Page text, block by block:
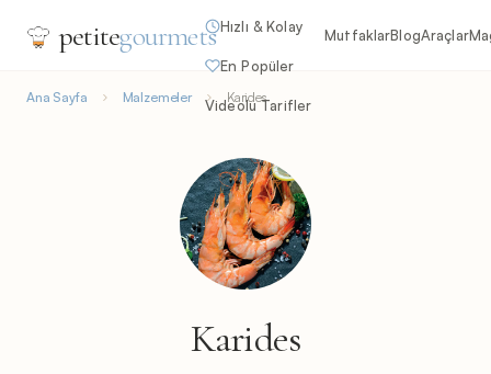
petitegourmets Hızlı & Kolay
En Popüler
Videolu Tarifler
MutfaklarBlogAraçlar
Ana Sayfa Malzemeler Karides
Karides